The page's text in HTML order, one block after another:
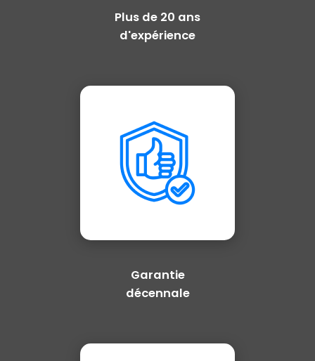
Plus de 20 ans
d'expérience
Garantie
décennale